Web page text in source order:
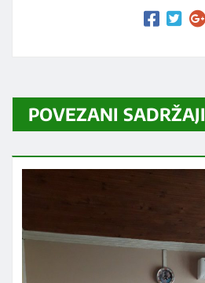
POVEZANI SADRŽAJI